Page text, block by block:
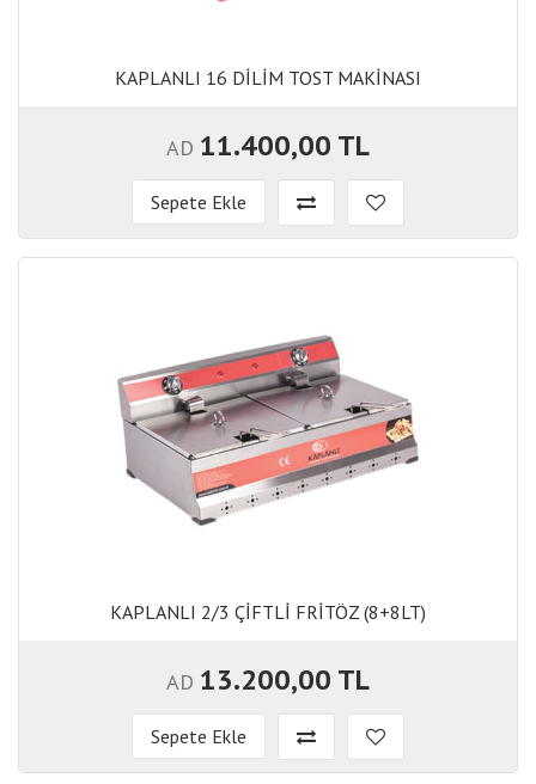
KAPLANLI 16 DİLİM TOST MAKİNASI
AD 11.400,00 TL
Sepete Ekle
KAPLANLI 2/3 ÇİFTLİ FRİTÖZ (8+8LT)
AD 13.200,00 TL
Sepete Ekle